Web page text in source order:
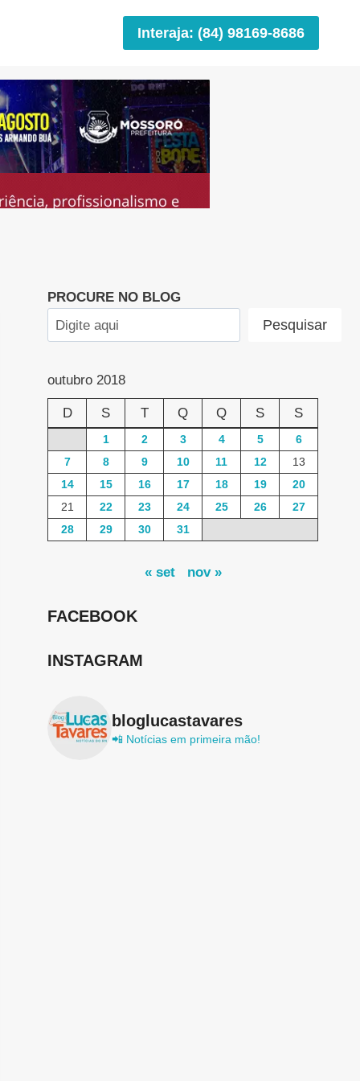
Interaja: (84) 98169-8686
PROCURE NO BLOG
Pesquisar
outubro 2018
D S T Q Q S S
1 2 3 4 5
6
7
8 9 10 11 12
13
14
15 16 17 18 19
20
21
22 23 24 25 26
27
28
29 30 31
« set nov »
FACEBOOK
INSTAGRAM
bloglucastavares
📲 Notícias em primeira mão!